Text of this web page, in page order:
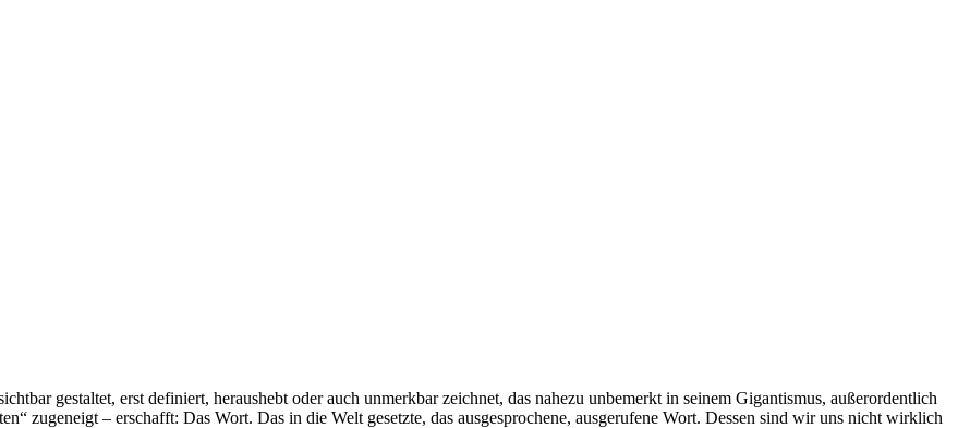
gestaltet, erst definiert, heraushebt oder auch unmerkbar zeichnet, das nahezu unbemerkt in seinem Gigantismus, außerordentlich
zugeneigt – erschafft: Das Wort. Das in die Welt gesetzte, das ausgesprochene, ausgerufene Wort. Dessen sind wir uns nicht wirklich